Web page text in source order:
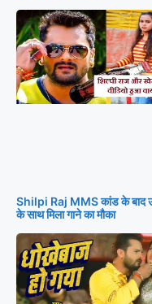
Shilpi Raj MMS कांड के बाद
के साथ मिला गाने का मौका